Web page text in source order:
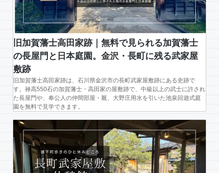
金
沢・
長
町
に
残
る
武
家
屋
跡
旧加賀藩士高田家跡｜無料で見られる加賀藩士
の長屋門と日本庭園。金沢・長町に残る武家屋
敷跡
旧加賀藩士高田家跡は、石川県金沢市の長町武家屋敷跡にある史跡で
す。禄高550石の加賀藩士・高田家の屋敷跡で、中級以上の武士に許され
た長屋門や、奉公人の仲間部屋・厩、大野庄用水を引いた池泉回遊式庭
園を無料で見学できます。